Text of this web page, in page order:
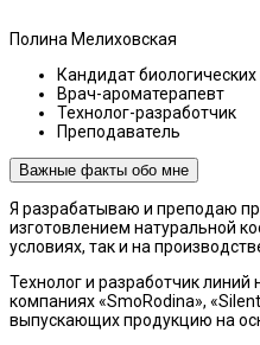
Полина Мелиховская
Кандидат биологических
Врач-ароматерапевт
Технолог-разработчик
Преподаватель
Важные факты обо мне
Я разрабатываю и преподаю
изготовлением натуральной
условиях, так и на
Технолог и разработчик линий
компаниях «SmoRodina»,
выпускающих продукцию на